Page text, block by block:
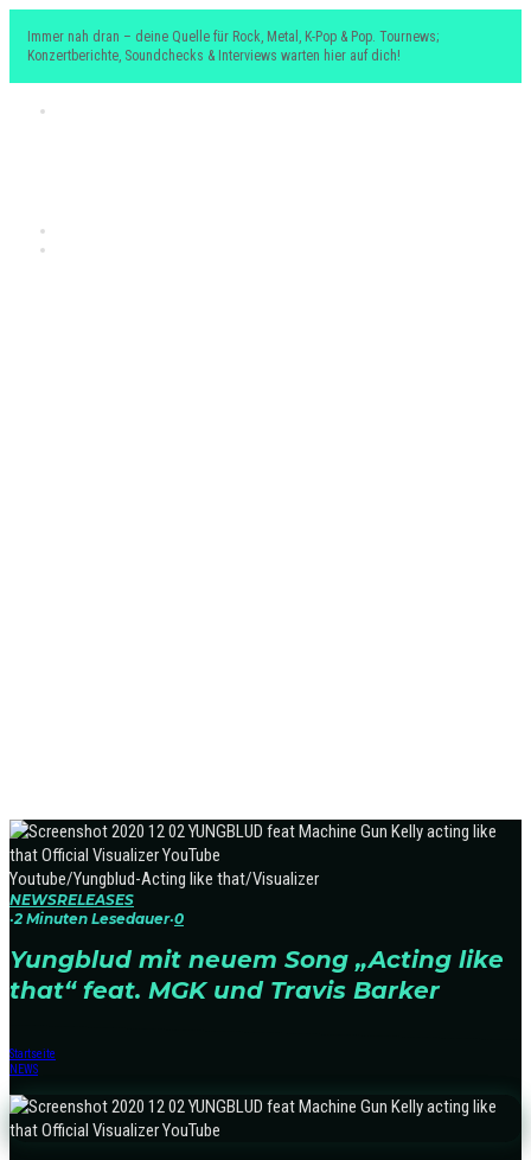
Immer nah dran – deine Quelle für Rock, Metal, K-Pop & Pop. Tournews;
Konzertberichte, Soundchecks & Interviews warten hier auf dich!
Youtube/Yungblud-Acting like that/Visualizer
NEWSRELEASES
·2 Minuten Lesedauer·0
Yungblud mit neuem Song „Acting like
that“ feat. MGK und Travis Barker
Startseite
NEWS